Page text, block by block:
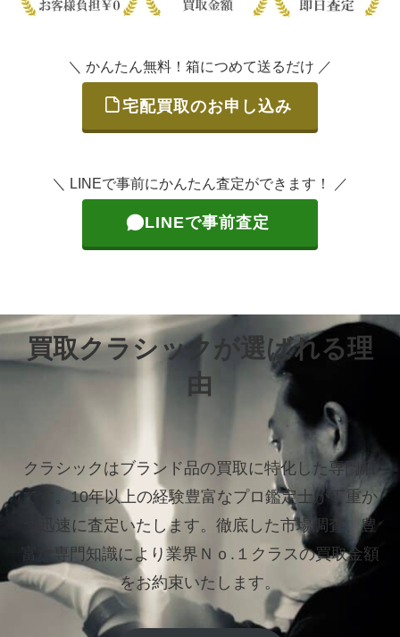
＼ かんたん無料！箱につめて送るだけ ／
宅配買取のお申し込み
＼ LINEで事前にかんたん査定ができます！ ／
LINEで事前査定
買取クラシックが選ばれる理
由
クラシックはブランド品の買取に特化した専門店
です。10年以上の経験豊富なプロ鑑定士が丁重か
つ迅速に査定いたします。 徹底した市場調査、豊
富な専門知識により業界Ｎｏ.１クラスの買取金額
をお約束いたします。